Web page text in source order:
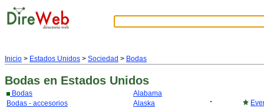
Inicio > Estados Unidos > Sociedad > Bodas
Bodas en Estados Unidos
Bodas
Bodas - accesorios
Alabama
Alaska